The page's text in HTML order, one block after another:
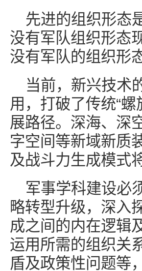
先进的组织形态
没有军队组织形态
没有军队的组织形
当前，新兴技术
用，打破了传统“
展路径。深海、深
字空间等新域新质
及战斗力生成模式
军事学科建设必
略转型升级，深入
成之间的内在逻辑
运用所需的组织关
盾及政策性问题等